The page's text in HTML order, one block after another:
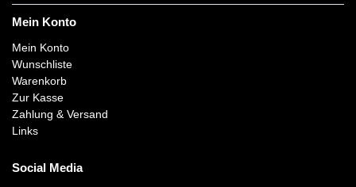
Mein Konto
Mein Konto
Wunschliste
Warenkorb
Zur Kasse
Zahlung & Versand
Links
Social Media